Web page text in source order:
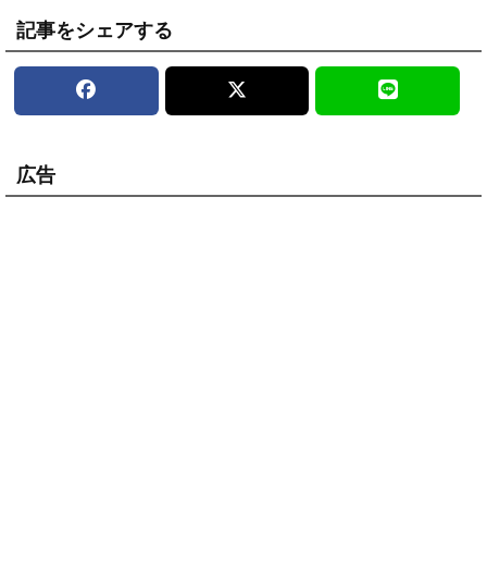
記事をシェアする
広告